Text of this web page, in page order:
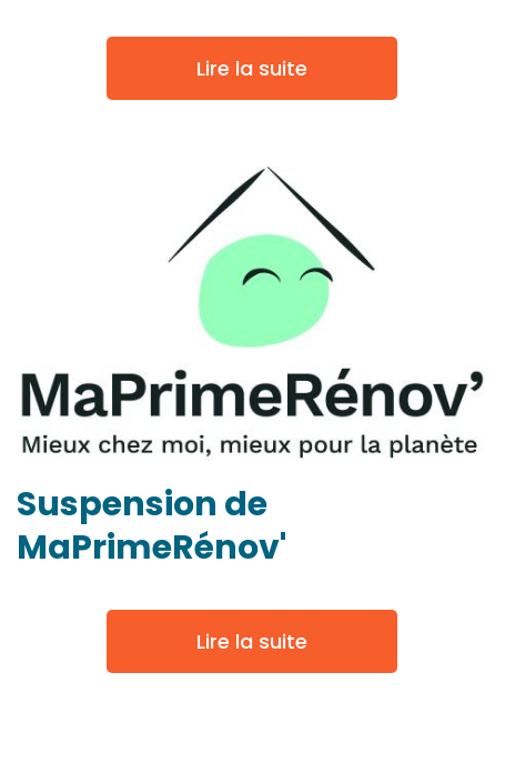
Lire la suite
Suspension de
MaPrimeRénov'
Lire la suite